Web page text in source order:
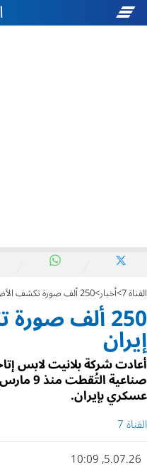
القناة 7 أخبار 250 ألف صورة تكشف الأضرار في إيران
250 ألفإيران
عسكري بإيران.
القناة 7
5.07.26, 10:09